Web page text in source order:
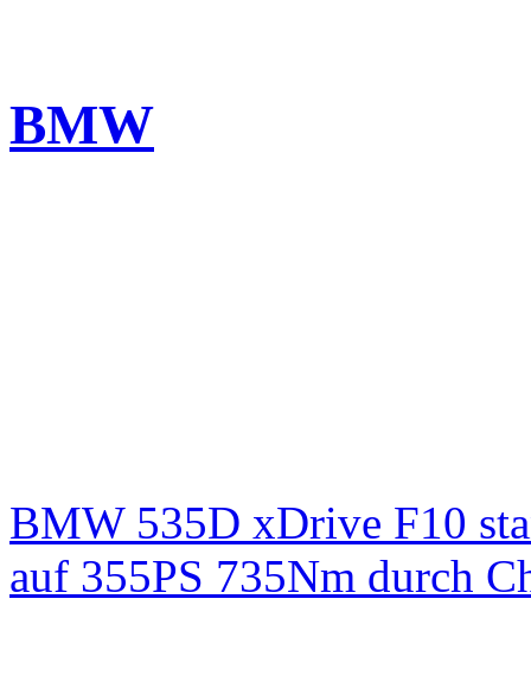
BMW
BMW 535D xDrive F10
auf 355PS 735Nm durch